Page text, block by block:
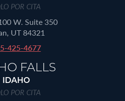
POR CITA
W. Suite 350
UT 84321
425-4677
FALLS
IDAHO
POR CITA